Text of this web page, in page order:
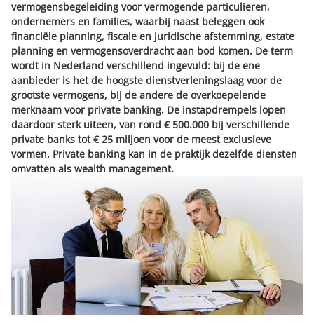
vermogensbegeleiding voor vermogende particulieren,
ondernemers en families, waarbij naast beleggen ook
financiële planning, fiscale en juridische afstemming, estate
planning en vermogensoverdracht aan bod komen. De term
wordt in Nederland verschillend ingevuld: bij de ene
aanbieder is het de hoogste dienstverleningslaag voor de
grootste vermogens, bij de andere de overkoepelende
merknaam voor private banking. De instapdrempels lopen
daardoor sterk uiteen, van rond € 500.000 bij verschillende
private banks tot € 25 miljoen voor de meest exclusieve
vormen. Private banking kan in de praktijk dezelfde diensten
omvatten als wealth management.